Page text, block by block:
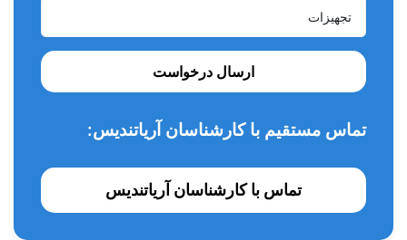
ارسال درخواست
تماس مستقیم با کارشناسان آریاتندیس:
تماس با کارشناسان آریاتندیس